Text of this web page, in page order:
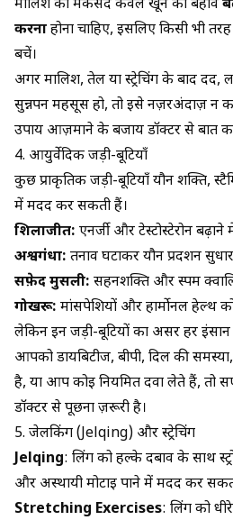
मालिश का मकसद केवल खून का बहाव
करनाहोना चाहिए, इसलिए किसी भी
बचें।
अगर मालिश, तेल या स्ट्रेचिंग के बाद
सुन्नपन महसूस हो, तो इसे नज़रअंदाज़ न
उपाय आज़माने के बजाय डॉक्टर से बात
4. आयुर्वेदिक जड़ी-बूटियाँ
कुछ प्राकृतिक जड़ी-बूटियाँ यौन शक्ति,
में मदद कर सकती हैं।
शिलाजीत: एनर्जी और टेस्टोस्टेरोन
अश्वगंधा: तनाव घटाकर यौन प्रदर्शन
सफ़ेद मुसली: सहनशक्ति और स्पर्म
गोखरू: मांसपेशियों और हार्मोनल हेल्थ
लेकिन इन जड़ी-बूटियों का असर हर
आपको डायबिटीज, बीपी, दिल की
है, या आप कोई नियमित दवा लेते हैं, तो
डॉक्टर से पूछना ज़रूरी है।
5. जेलकिंग (Jelqing) और स्ट्रेचिंग
Jelqing: लिंग को हल्के दबाव के साथ
और अस्थायी मोटाई पाने में मदद कर
Stretching Exercises: लिंग को